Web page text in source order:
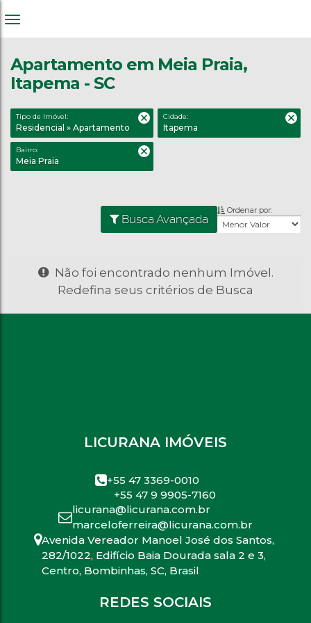
Apartamento em Meia Praia,
Itapema - SC
Tipo de Imóvel:
Residencial » Apartamento
Cidade:
Itapema
Bairro:
Meia Praia
Busca Avançada
Ordenar por:
Não foi encontrado nenhum Imóvel.
Redefina seus critérios de Busca
LICURANA IMÓVEIS
+55 47 3369-0010
+55 47 9 9905-7160
licurana@licurana.com.br
marceloferreira@licurana.com.br
Avenida Vereador Manoel José dos Santos,
282/1022, Edifício Baia Dourada sala 2 e 3,
Centro, Bombinhas, SC, Brasil
REDES SOCIAIS